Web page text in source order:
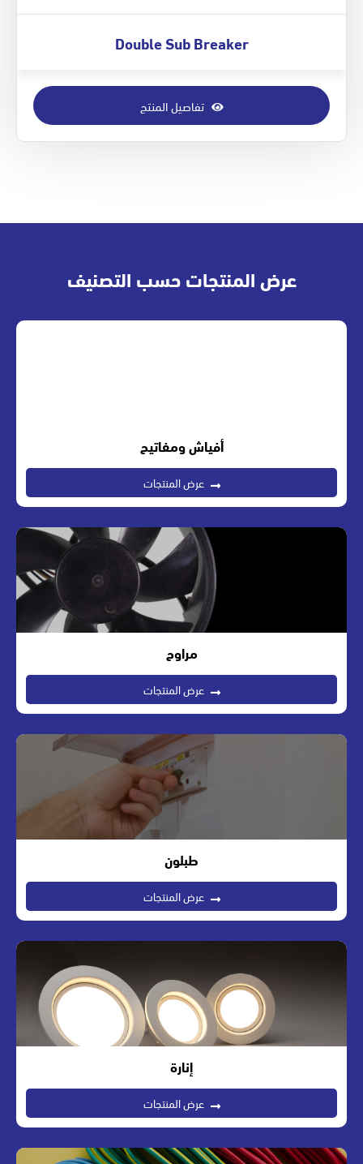
Double Sub Breaker
تفاصيل المنتج
عرض المنتجات حسب التصنيف
أفياش ومفاتيح
عرض المنتجات
مراوح
عرض المنتجات
طبلون
عرض المنتجات
إنارة
عرض المنتجات